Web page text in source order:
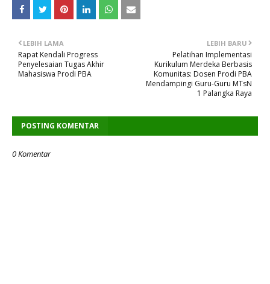
LEBIH BARU
Pelatihan Implementasi
Kurikulum Merdeka Berbasis
Komunitas: Dosen Prodi PBA
Mendampingi Guru-Guru MTsN
1 Palangka Raya
LEBIH LAMA
Rapat Kendali Progress
Penyelesaian Tugas Akhir
Mahasiswa Prodi PBA
POSTING KOMENTAR
0 Komentar